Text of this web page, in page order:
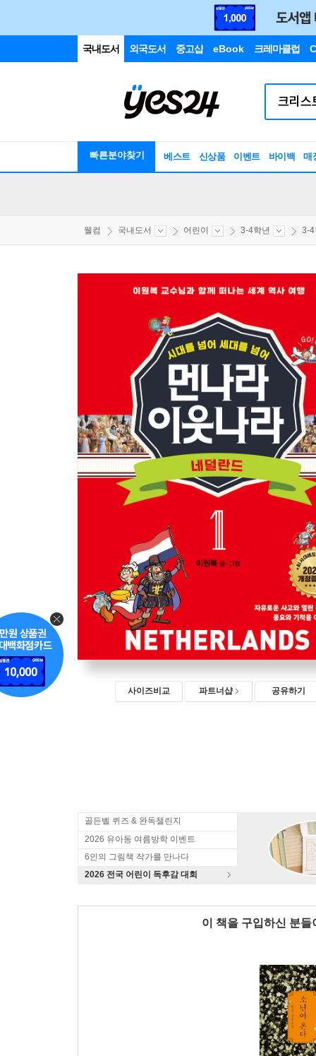
국내도서 외국도서 중고샵 eBook 크레마클럽
빠른분야찾기 베스트 신상품 이벤트 바이백 매
웰컴 국내도서 어린이 3-4학년 3-4
사이즈비교 파트너샵 공유하기
골든벨 퀴즈 & 완독챌린지
2026 유아동 여름방학 이벤트
6인의 그림책 작가를 만나다
2026 전국 어린이 독후감 대회
이 책을 구입하신 분